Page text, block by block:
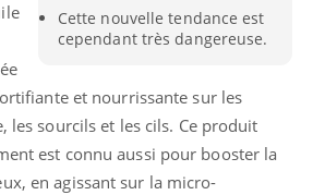
Cette nouvelle tendance est
cependant très dangereuse.
et nourrissante sur les
les sourcils et les cils. Ce produit
est connu aussi pour booster la
en agissant sur la micro-